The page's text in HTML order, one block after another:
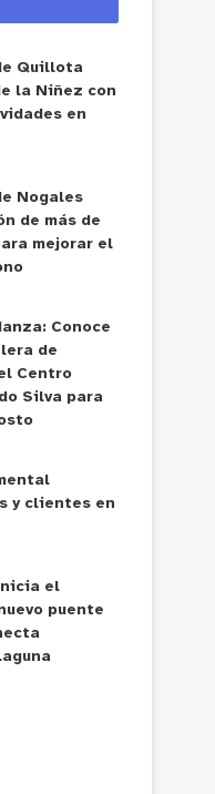
Quillota
la Niñez con
en
Nogales
de más de
mejorar el
Conoce
de
Centro
Silva para
y clientes en
el
puente